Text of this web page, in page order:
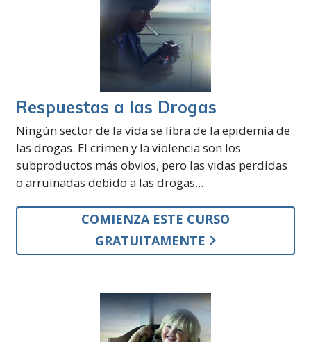
Respuestas a las Drogas
Ningún sector de la vida se libra de la epidemia de
las drogas. El crimen y la violencia son los
subproductos más obvios, pero las vidas perdidas
o arruinadas debido a las drogas...
COMIENZA ESTE CURSO
GRATUITAMENTE